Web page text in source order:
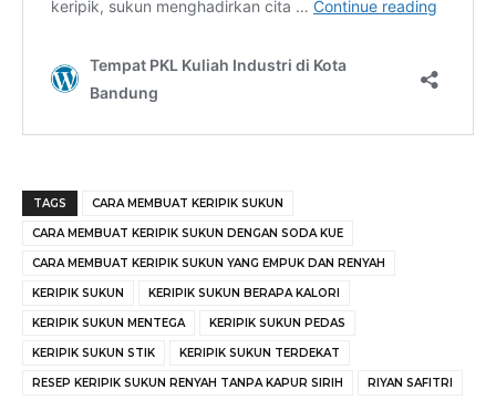
TAGS CARA MEMBUAT KERIPIK SUKUN
CARA MEMBUAT KERIPIK SUKUN DENGAN SODA KUE
CARA MEMBUAT KERIPIK SUKUN YANG EMPUK DAN RENYAH
KERIPIK SUKUN KERIPIK SUKUN BERAPA KALORI
KERIPIK SUKUN MENTEGA KERIPIK SUKUN PEDAS
KERIPIK SUKUN STIK KERIPIK SUKUN TERDEKAT
RESEP KERIPIK SUKUN RENYAH TANPA KAPUR SIRIH RIYAN SAFITRI